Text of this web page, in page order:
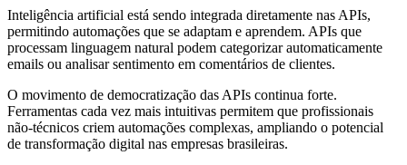
Inteligência artificial está sendo integrada diretamente nas APIs,
permitindo automações que se adaptam e aprendem. APIs que
processam linguagem natural podem categorizar automaticamente
emails ou analisar sentimento em comentários de clientes.
O movimento de democratização das APIs continua forte.
Ferramentas cada vez mais intuitivas permitem que profissionais
não-técnicos criem automações complexas, ampliando o potencial
de transformação digital nas empresas brasileiras.